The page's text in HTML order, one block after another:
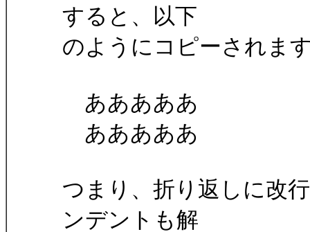
すると、以下
のようにコピーされま
あああああ
あああああ
つまり、折り返しに改
ンデントも解